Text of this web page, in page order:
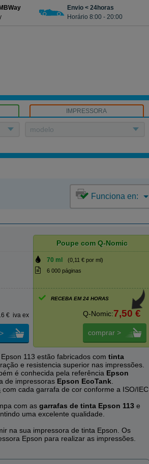
Envio < 24horas
Horário 8:00 - 20:00
IMPRESSORA
modelo
Funciona en:
Poupe com Q-Nomic
70 ml
(0,11 € por ml)
6 000 páginas
€ iva ex
RECEBA EM 24 HORAS
Q-Nomic:7,50 €
comprar >
113 estão fabricados comtinta
e resistencia superior nas impressões.
é conhecida pela referência Epson
de impressoras Epson EcoTank
com cada garrafa de cor conforme a ISO/IEC
com asgarrafas de tinta Epson 113 e
uma excelente qualidade.
na sua impressora de tinta Epson. Os
Epson para realizar as impressões.